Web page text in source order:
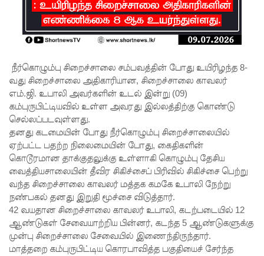
பலத்த
பாதுகாப்பு!
குகன்
காணாமற்
போன
கோட்டாப
ராஜபக்ச
செப்டம்பர்
29ஆம்
தேதி
நீர்கொழும்பு சிறைச்சாலை சம்பவத்தின் போது உயிரிழந்த 8-
வது சிறைச்சாலை அதிகாரியான, சிறைச்சாலை காவலர்
எம்.ஜி. உபாலி அவர்களின் உடல் இன்று (09)
கம்புருபிட்டியவில் உள்ள அவரது இல்லத்திற்கு கொண்டு
செல்லப்படவுள்ளது.
தனது கடமையின் போது நீர்கொழும்பு சிறைச்சாலையில்
ஏற்பட்ட பதற்ற நிலைமையின் போது, கைதிகளின்
கொடூரமான தாக்குதலுக்கு உள்ளாகி கொழும்பு தேசிய
வைத்தியசாலையின் தீவிர சிகிச்சைப் பிரிவில் சிகிச்சை பெற்று
வந்த சிறைச்சாலை காவலர் மத்தக கமகே உபாலி நேற்று
நண்பகல் தனது இறுதி மூச்சை விடுத்தார்.
42 வயதான சிறைச்சாலை காவலர் உபாலி, கடற்படையில் 12
ஆண்டுகள் சேவையாற்றிய பின்னர், கடந்த 5 ஆண்டுகளுக்கு
முன்பு சிறைச்சாலை சேவையில் இணைந்திருந்தார்.
மாத்தறை கம்புருபிட்டிய கொரபாவித்த பகுதியைச் சேர்ந்த